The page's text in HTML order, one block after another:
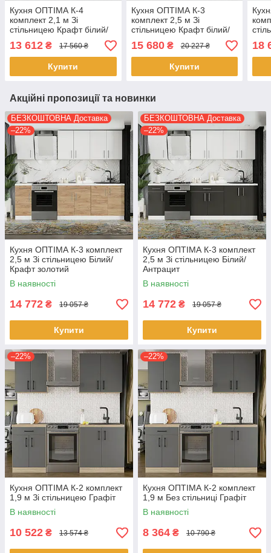
Кухня ОПТІМА К-4
комплект 2,1 м Зі
стільницею Крафт білий/
Антрацит
13 612 ₴ 17 560 ₴
Купити
Кухня ОПТІМА К-3
комплект 2,5 м Зі
стільницею Крафт білий/
Антрацит
15 680₴ 20 227 ₴
Купити
18
Акційні пропозиції та новинки
БЕЗКОШТОВНА Доставка
–22%
Кухня ОПТІМА К-3 комплект
2,5 м Зі стільницею Білий/
Крафт золотий
В наявності
14 772 ₴ 19 057 ₴
Купити
БЕЗКОШТОВНА Доставка
–22%
Кухня ОПТІМА К-3 комплект
2,5 м Зі стільницею Білий/
Антрацит
В наявності
14 772 ₴ 19 057 ₴
Купити
–22%
Кухня ОПТІМА К-2 комплект
1,9 м Зі стільницею Графіт
В наявності
10 522 ₴ 13 574 ₴
–22%
Кухня ОПТІМА К-2 комплект
1,9 м Без стільниці Графіт
В наявності
8 364 ₴ 10 790 ₴